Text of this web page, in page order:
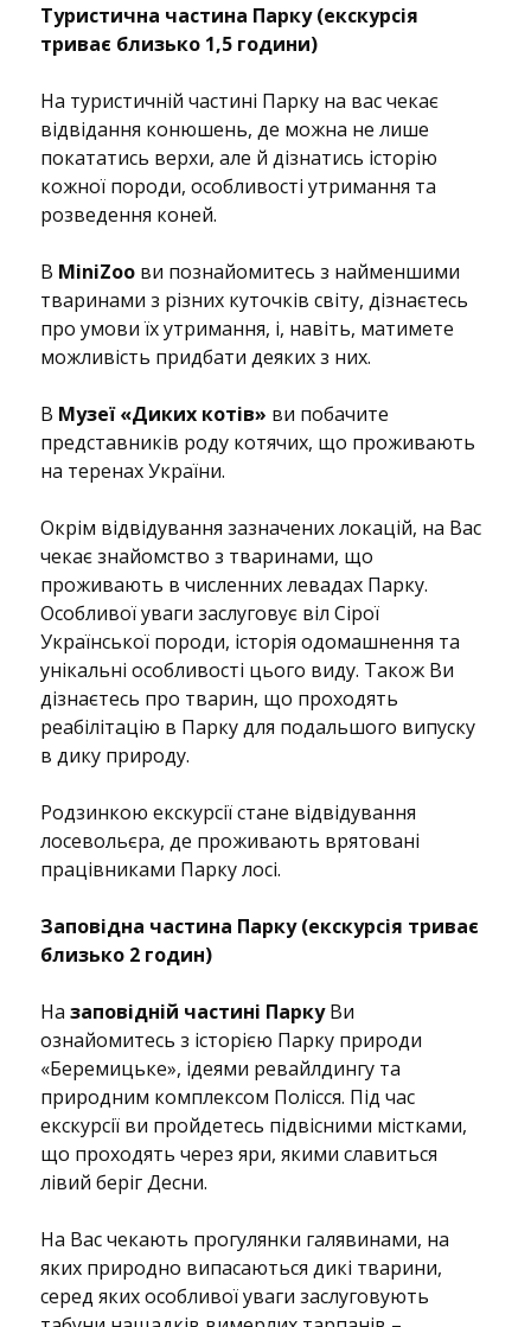
Туристична частина Парку (екскурсія
триває близько 1,5 години)
На туристичній частині Парку на вас чекає
відвідання конюшень, де можна не лише
покататись верхи, але й дізнатись історію
кожної породи, особливості утримання та
розведення коней.
В MiniZoo ви познайомитесь з найменшими
тваринами з різних куточків світу, дізнаєтесь
про умови їх утримання, і, навіть, матимете
можливість придбати деяких з них.
В Музеї «Диких котів» ви побачите
представників роду котячих, що проживають
на теренах України.
Окрім відвідування зазначених локацій, на Вас
чекає знайомство з тваринами, що
проживають в численних левадах Парку.
Особливої уваги заслуговує віл Сірої
Української породи, історія одомашнення та
унікальні особливості цього виду. Також Ви
дізнаєтесь про тварин, що проходять
реабілітацію в Парку для подальшого випуску
в дику природу.
Родзинкою екскурсії стане відвідування
лосевольєра, де проживають врятовані
працівниками Парку лосі.
Заповідна частина Парку (екскурсія триває
близько 2 годин)
На заповідній частині ПаркуВи
ознайомитесь з історією Парку природи
«Беремицьке», ідеями ревайлдингу та
природним комплексом Полісся. Під час
екскурсії ви пройдетесь підвісними містками,
що проходять через яри, якими славиться
лівий беріг Десни.
На Вас чекають прогулянки галявинами, на
яких природно випасаються дикі тварини,
серед яких особливої уваги заслуговують